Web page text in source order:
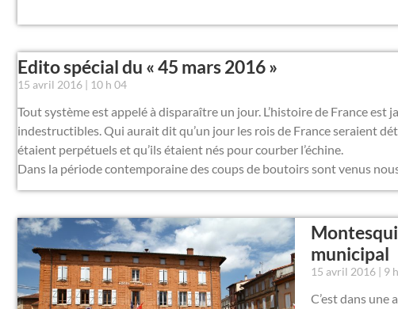
Edito spécial du « 45 mars 2016 »
15 avril 2016 10 h 04
Tout système est appelé à disparaître un jour. L’histoire de France
indestructibles. Qui aurait dit qu’un jour les rois de France seraient
étaient perpétuels et qu’ils étaient nés pour courber l’échine.
Dans la période contemporaine des coups de boutoirs sont venus
municipal
15 avril 2016 9
C’est dans une